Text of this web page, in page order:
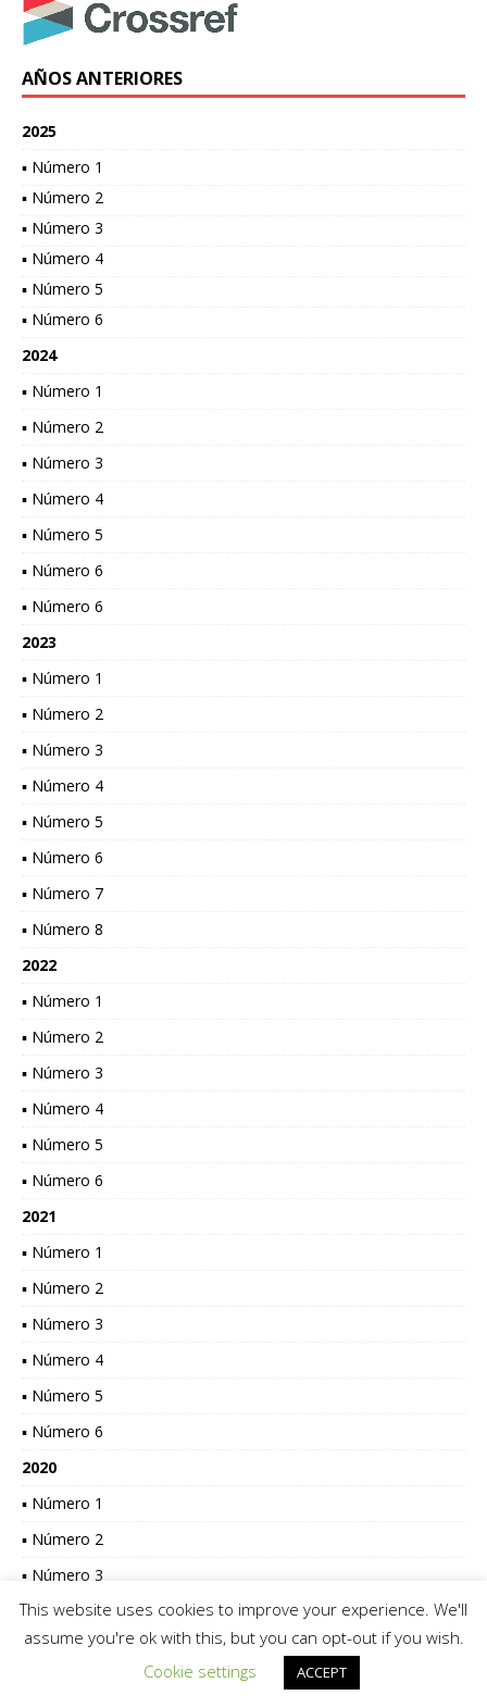
AÑOS ANTERIORES
2025
▪ Número 1
▪ Número 2
▪ Número 3
▪ Número 4
▪ Número 5
▪ Número 6
2024
▪ Número 1
▪ Número 2
▪ Número 3
▪ Número 4
▪ Número 5
▪ Número 6
▪ Número 6
2023
▪ Número 1
▪ Número 2
▪ Número 3
▪ Número 4
▪ Número 5
▪ Número 6
▪ Número 7
▪ Número 8
2022
▪ Número 1
▪ Número 2
▪ Número 3
▪ Número 4
▪ Número 5
▪ Número 6
2021
▪ Número 1
▪ Número 2
▪ Número 3
▪ Número 4
▪ Número 5
▪ Número 6
2020
▪ Número 1
▪ Número 2
▪ Número 3
▪ Número 4
▪ Número 5
This website uses cookies to improve your experience. We'll
assume you're ok with this, but you can opt-out if you wish.
Cookie settings
ACCEPT